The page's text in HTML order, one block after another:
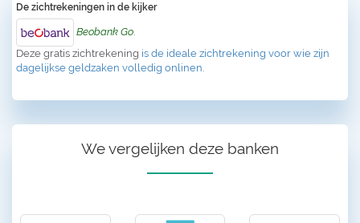
De zichtrekeningen in de kijker
Beobank Go
Deze gratis zichtrekening is de ideale zichtrekening voor wie zijn
dagelijkse geldzaken volledig onlinen.
We vergelijken deze banken